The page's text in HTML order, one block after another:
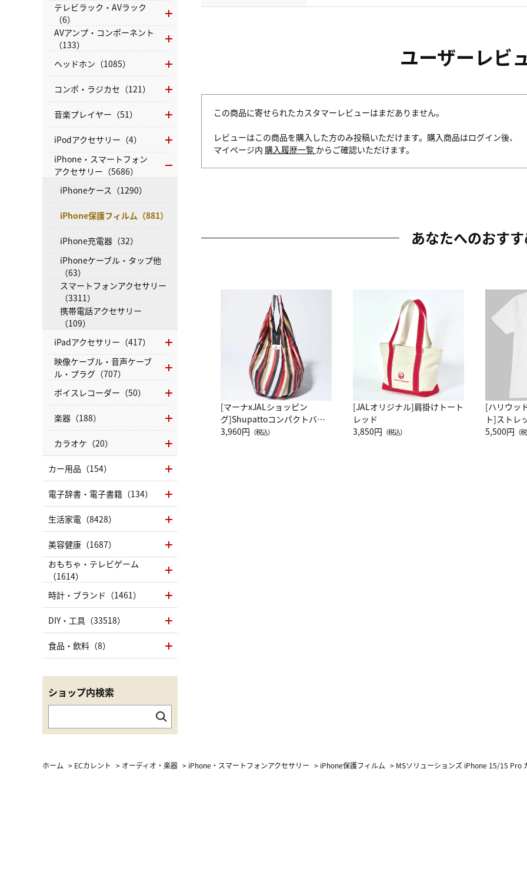
ユーザーレビ
この商品に寄せられたカスタマーレビューはまだありません。
レビューはこの商品を購入した方のみ投稿いただけます。購入商品はログイン後、
マイページ内 購入履歴一覧 からご確認いただけます。
あなたへのおす
[マーナxJALショッピン
グ]Shupattoコンパクトバッ
グ Drop JAL客室乗務員
3,960円 （税込）
[JALオリジナル]肩掛けトート
レッド
3,850円 （税込）
[ハリウッ
ト]ストレ
ーネック
5,500円 （
テレビラック・AVラック
（6）
AVアンプ・コンポーネント
（133）
ヘッドホン（1085）
コンポ・ラジカセ（121）
音楽プレイヤー（51）
iPodアクセサリー（4）
iPhone・スマートフォン
アクセサリー（5686）
iPhoneケース（1290）
iPhone保護フィルム（881）
iPhone充電器（32）
iPhoneケーブル・タップ他
（63）
スマートフォンアクセサリー
（3311）
携帯電話アクセサリー
（109）
iPadアクセサリー（417）
映像ケーブル・音声ケーブ
ル・プラグ（707）
ボイスレコーダー（50）
楽器（188）
カラオケ（20）
カー用品（154）
電子辞書・電子書籍（134）
生活家電（8428）
美容健康（1687）
おもちゃ・テレビゲーム
（1614）
時計・ブランド（1461）
DIY・工具（33518）
食品・飲料（8）
ショップ内検索
ホーム > ECカレント > オーディオ・楽器 > iPhone・スマートフォンアクセサリー > iPhone保護フィルム > MSソリューションズ iPhone 15/15 Pro